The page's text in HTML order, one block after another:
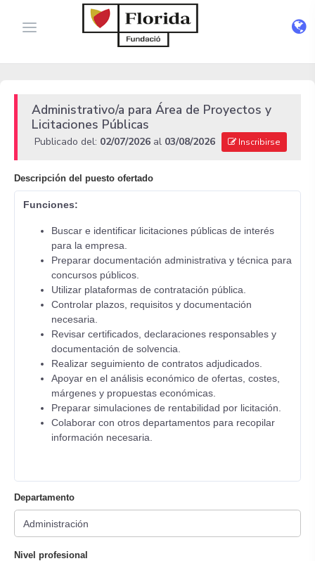
Administrativo/a para Área de Proyectos y
Licitaciones Públicas
Publicado del: 02/07/2026 al 03/08/2026 Inscribirse
Descripción del puesto ofertado
Funciones:
Buscar e identificar licitaciones públicas de interés
para la empresa.
Preparar documentación administrativa y técnica para
concursos públicos.
Utilizar plataformas de contratación pública.
Controlar plazos, requisitos y documentación
necesaria.
Revisar certificados, declaraciones responsables y
documentación de solvencia.
Realizar seguimiento de contratos adjudicados.
Apoyar en el análisis económico de ofertas, costes,
márgenes y propuestas económicas.
Preparar simulaciones de rentabilidad por licitación.
Colaborar con otros departamentos para recopilar
información necesaria.
Departamento
Nivel profesional